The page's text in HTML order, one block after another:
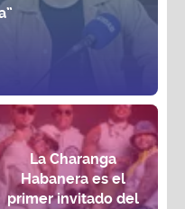
La Charanga
Habanera es el
primer invitado del